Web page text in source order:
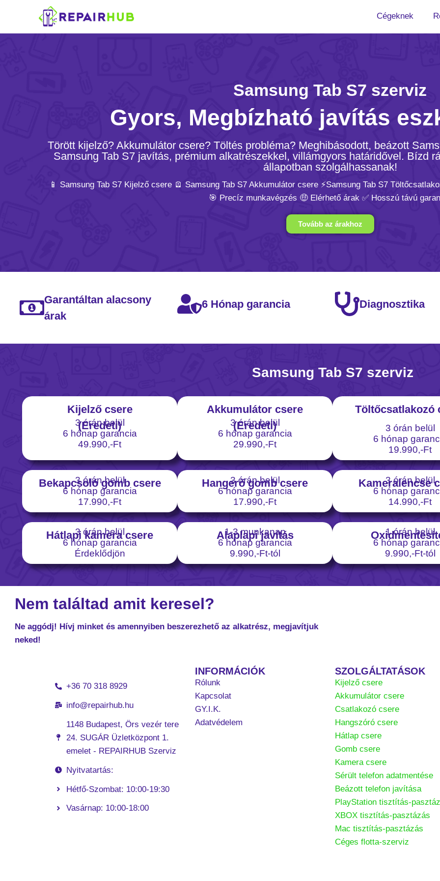
Cégeknek
Samsung Tab S7 szerviz
Gyors, Megbízható javítás
Törött kijelző? Akkumulátor csere? Töltés probléma? Meghibásodott, beázott
Samsung Tab S7 javítás, prémium alkatrészekkel, villámgyors határidővel. Bízd
állapotban szolgálhassanak!
📱 Samsung Tab S7 Kijelző csere 🪫 Samsung Tab S7 Akkumulátor csere ⚡️Samsung Tab S7
🎯 Precíz munkavégzés 🤑 Elérhető árak ✅ Hosszú távú
Tovább az árakhoz
Garantáltan alacsony
árak
6 Hónap garancia Diagnosztika
Samsung Tab S7 szerviz
Kijelző csere
(Eredeti)
3 órán belül
6 hónap garancia
49.990,-Ft
Akkumulátor csere
(Eredeti)
3 órán belül
6 hónap garancia
29.990,-Ft
Töltőcsatlakozó
3 órán belül
6 hónap
19.990,-Ft
Bekapcsoló gomb csere
3 órán belül
6 hónap garancia
17.990,-Ft
Hangerő gomb csere
3 órán belül
6 hónap garancia
17.990,-Ft
Kameralencse
3 órán belül
6 hónap
14.990,-Ft
Hátlapi kamera csere
3 órán belül
6 hónap garancia
Érdeklődjön
Alaplapi javítás
1-3 munkanap
6 hónap garancia
9.990,-Ft-tól
1 órán belül
6 hónap
9.990,-Ft-tól
Nem találtad amit keresel?
Ne aggódj! Hívj minket és amennyiben beszerezhető az alkatrész, megjavítjuk
neked!
+36 70 318 8929
info@repairhub.hu
1148 Budapest, Örs vezér tere
24. SUGÁR Üzletközpont 1.
emelet - REPAIRHUB Szerviz
Nyitvatartás:
Hétfő-Szombat: 10:00-19:30
Vasárnap: 10:00-18:00
INFORMÁCIÓK
Rólunk
Kapcsolat
GY.I.K.
Adatvédelem
SZOLGÁLTATÁSOK
Kijelző csere
Akkumulátor csere
Csatlakozó csere
Hangszóró csere
Hátlap csere
Gomb csere
Kamera csere
Sérült telefon adatmentése
Beázott telefon javítása
PlayStation tisztítás-
XBOX tisztítás-pasztázás
Mac tisztítás-pasztázás
Céges flotta-szerviz